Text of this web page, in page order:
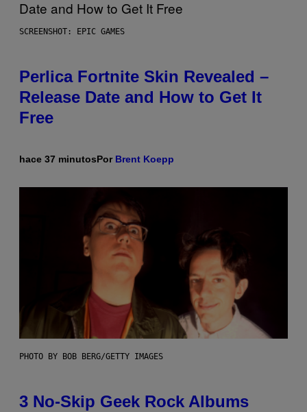
SCREENSHOT: EPIC GAMES
Perlica Fortnite Skin Revealed –
Release Date and How to Get It
Free
hace 37 minutosPor Brent Koepp
PHOTO BY BOB BERG/GETTY IMAGES
3 No-Skip Geek Rock Albums